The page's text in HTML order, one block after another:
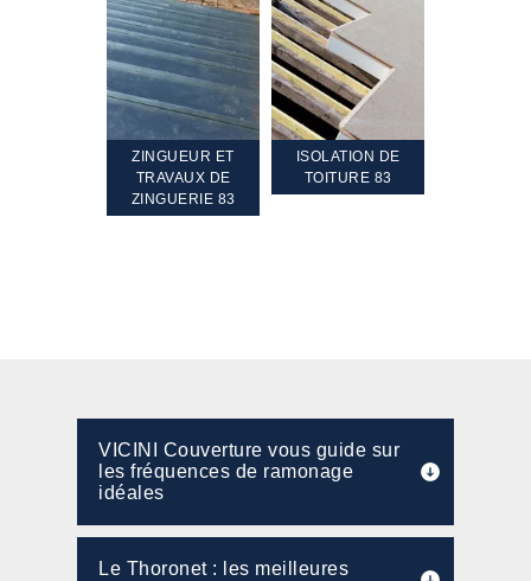
ZINGUEUR ET
TRAVAUX DE
ZINGUERIE 83
ISOLATION DE
TOITURE 83
VICINI Couverture vous guide sur
les fréquences de ramonage
idéales
Le Thoronet : les meilleures